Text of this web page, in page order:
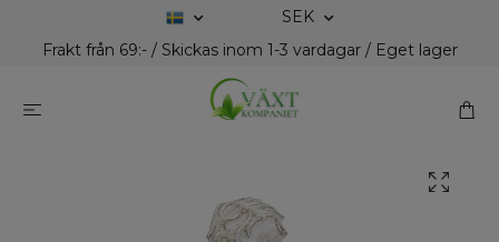
SEK
Frakt från 69:- / Skickas inom 1-3 vardagar / Eget lager